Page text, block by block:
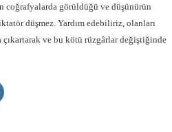
coğrafyalarda görüldüğü ve düşünürün
düşmez. Yardım edebiliriz, olanları
ve bu kötü rüzgârlar değiştiğinde